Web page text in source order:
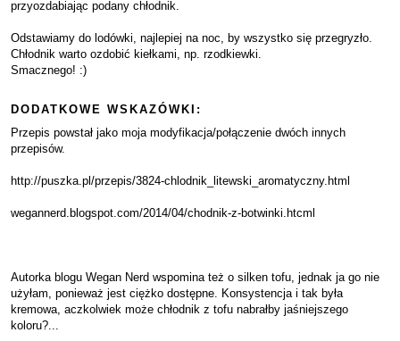
przyozdabiając podany chłodnik.
Odstawiamy do lodówki, najlepiej na noc, by wszystko się przegryzło.
Chłodnik warto ozdobić kiełkami, np. rzodkiewki.
Smacznego! :)
DODATKOWE WSKAZÓWKI:
Przepis powstał jako moja modyfikacja/połączenie dwóch innych
przepisów.
http://puszka.pl/przepis/3824-chlodnik_litewski_aromatyczny.html
wegannerd.blogspot.com/2014/04/chodnik-z-botwinki.htcml
Autorka blogu Wegan Nerd wspomina też o silken tofu, jednak ja go nie
użyłam, ponieważ jest ciężko dostępne. Konsystencja i tak była
kremowa, aczkolwiek może chłodnik z tofu nabrałby jaśniejszego
koloru?...